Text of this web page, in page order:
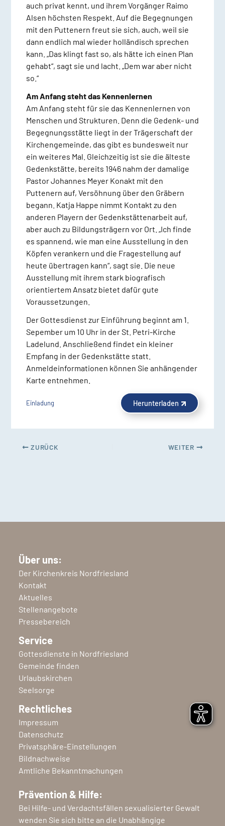
auch privat kennt, und ihrem Vorgänger Raimo
Alsen höchsten Respekt. Auf die Begegnungen
mit den Puttenern freut sie sich, auch, weil sie
dann endlich mal wieder holländisch sprechen
kann. „Das klingt fast so, als hätte ich einen Plan
gehabt“, sagt sie und lacht. „Dem war aber nicht
so.“
Am Anfang steht das Kennenlernen
Am Anfang steht für sie das Kennenlernen von
Menschen und Strukturen. Denn die Gedenk- und
Begegnungsstätte liegt in der Trägerschaft der
Kirchengemeinde, das gibt es bundesweit nur
ein weiteres Mal. Gleichzeitig ist sie die älteste
Gedenkstätte, bereits 1946 nahm der damalige
Pastor Johannes Meyer Konakt mit den
Puttenern auf, Versöhnung über den Gräbern
begann. Katja Happe nimmt Kontakt zu den
anderen Playern der Gedenkstättenarbeit auf,
aber auch zu Bildungsträgern vor Ort. „Ich finde
es spannend, wie man eine Ausstellung in den
Köpfen verankern und die Fragestellung auf
heute übertragen kann“, sagt sie. Die neue
Ausstellung mit ihrem stark biografisch
orientiertem Ansatz bietet dafür gute
Voraussetzungen.
Der Gottesdienst zur Einführung beginnt am 1.
Sepember um 10 Uhr in der St. Petri-Kirche
Ladelund. Anschließend findet ein kleiner
Empfang in der Gedenkstätte statt.
Anmeldeinformationen können Sie anhängender
Karte entnehmen.
Einladung Herunterladen
ZURÜCK WEITER
Über uns:
Der Kirchenkreis Nordfriesland
Kontakt
Aktuelles
Stellenangebote
Pressebereich
Service
Gottesdienste in Nordfriesland
Gemeinde finden
Urlaubskirchen
Seelsorge
Rechtliches
Impressum
Datenschutz
Privatsphäre-Einstellungen
Bildnachweise
Amtliche Bekanntmachungen
Prävention & Hilfe:
Bei Hilfe- und Verdachtsfällen sexualisierter Gewalt
wenden Sie sich bitte an die Unabhängige